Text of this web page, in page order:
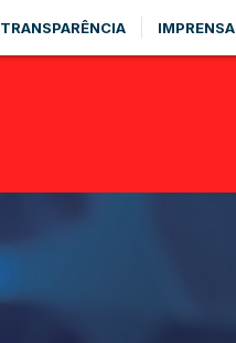
TRANSPARÊNCIA IMPRENSA